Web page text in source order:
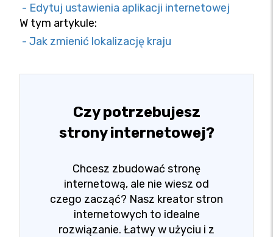
- Edytuj ustawienia aplikacji internetowej
W tym artykule:
- Jak zmienić lokalizację kraju
Czy potrzebujesz
strony internetowej?
Chcesz zbudować stronę
internetową, ale nie wiesz od
czego zacząć? Nasz kreator stron
internetowych to idealne
rozwiązanie. Łatwy w użyciu i z